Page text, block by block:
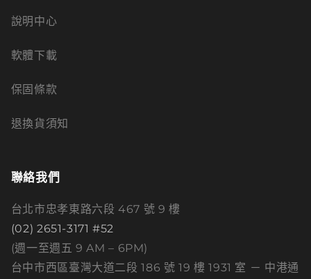
說明中心
軟體下載
保固條款
退換貨須知
聯絡我們
台北市忠孝東路六段 467 號 9 樓
(02) 2651-3171 #52
(週一至週五 9 AM – 6PM)
台中市西區臺灣大道二段 186 號 19 樓 1931 室 － 中港通